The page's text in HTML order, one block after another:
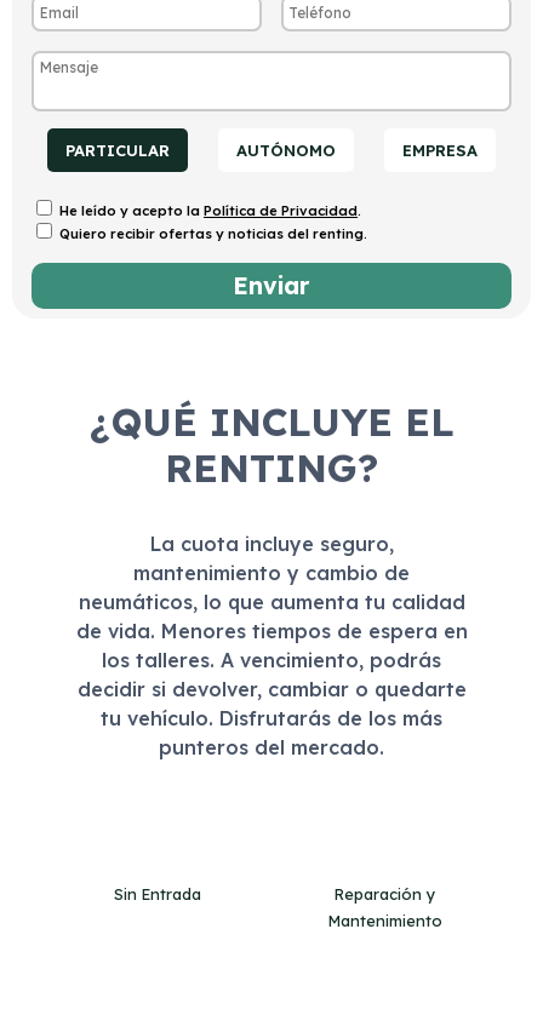
PARTICULAR AUTÓNOMO EMPRESA
He leído y acepto la Política de Privacidad.
Quiero recibir ofertas y noticias del renting.
¿QUÉ INCLUYE EL
RENTING?
La cuota incluye seguro,
mantenimiento y cambio de
neumáticos, lo que aumenta tu calidad
de vida. Menores tiempos de espera en
los talleres. A vencimiento, podrás
decidir si devolver, cambiar o quedarte
tu vehículo. Disfrutarás de los más
punteros del mercado.
Sin Entrada
Reparación y
Mantenimiento